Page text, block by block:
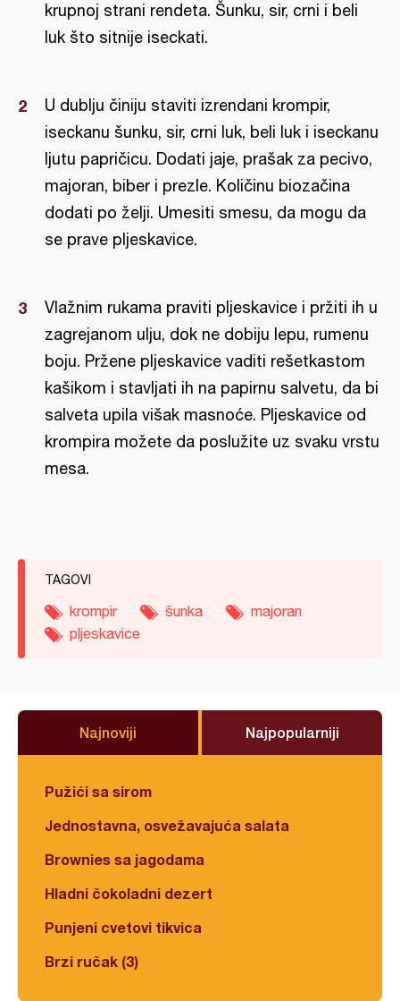
krupnoj strani rendeta. Šunku, sir, crni i beli
luk što sitnije iseckati.
U dublju činiju staviti izrendani krompir,
iseckanu šunku, sir, crni luk, beli luk i iseckanu
ljutu papričicu. Dodati jaje, prašak za pecivo,
majoran, biber i prezle. Količinu biozačina
dodati po želji. Umesiti smesu, da mogu da
se prave pljeskavice.
Vlažnim rukama praviti pljeskavice i pržiti ih u
zagrejanom ulju, dok ne dobiju lepu, rumenu
boju. Pržene pljeskavice vaditi rešetkastom
kašikom i stavljati ih na papirnu salvetu, da bi
salveta upila višak masnoće. Pljeskavice od
krompira možete da poslužite uz svaku vrstu
mesa.
TAGOVI
krompir šunka
majoran
pljeskavice
Najnoviji Najpopularniji
Pužići sa sirom
Jednostavna, osvežavajuća salata
Brownies sa jagodama
Hladni čokoladni dezert
Punjeni cvetovi tikvica
Brzi ručak (3)